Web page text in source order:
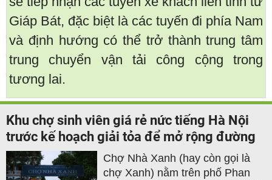
Giáp Bát, đặc biệt là các tuyến đi phía Nam
và định hướng có thể trở thành trung tâm
trung chuyển vận tải công cộng trong
tương lai.
Khu chợ sinh viên giá rẻ nức tiếng Hà Nội
trước kế hoạch giải tỏa để mở rộng đường
Chợ Nhà Xanh (hay còn gọi là
chợ Xanh) nằm trên phố Phan